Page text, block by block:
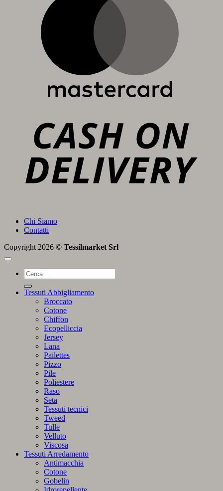
Chi Siamo
Contatti
Copyright 2026 © Tessilmarket Srl
Cerca:
Tessuti Abbigliamento
Broccato
Cotone
Chiffon
Ecopelliccia
Jersey
Lana
Pailettes
Pizzo
Pile
Poliestere
Raso
Seta
Tessuti tecnici
Tweed
Tulle
Velluto
Viscosa
Tessuti Arredamento
Antimacchia
Cotone
Gobelin